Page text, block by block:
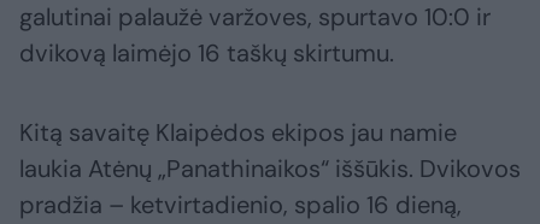
galutinai palaužė varžoves, spurtavo 10:0 ir
dvikovą laimėjo 16 taškų skirtumu.
Kitą savaitę Klaipėdos ekipos jau namie
laukia Atėnų „Panathinaikos“ iššūkis. Dvikovos
pradžia – ketvirtadienio, spalio 16 dieną,